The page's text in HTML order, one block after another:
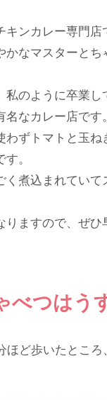
キンカレー専門店
かなマスターと
私のように卒業
名なカレー店です
わずトマトと玉
。
く煮込まれてい
りますので、ぜ
べつはう
ほど歩いたとこ